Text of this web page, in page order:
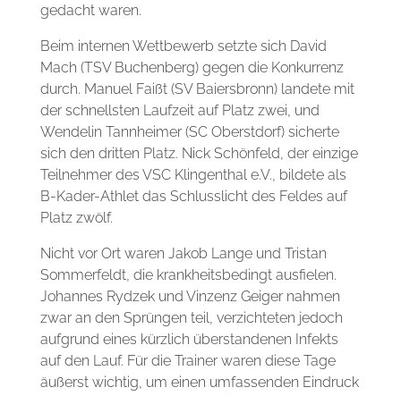
gedacht waren.
Beim internen Wettbewerb setzte sich David
Mach (TSV Buchenberg) gegen die Konkurrenz
durch. Manuel Faißt (SV Baiersbronn) landete mit
der schnellsten Laufzeit auf Platz zwei, und
Wendelin Tannheimer (SC Oberstdorf) sicherte
sich den dritten Platz. Nick Schönfeld, der einzige
Teilnehmer des VSC Klingenthal e.V., bildete als
B-Kader-Athlet das Schlusslicht des Feldes auf
Platz zwölf.
Nicht vor Ort waren Jakob Lange und Tristan
Sommerfeldt, die krankheitsbedingt ausfielen.
Johannes Rydzek und Vinzenz Geiger nahmen
zwar an den Sprüngen teil, verzichteten jedoch
aufgrund eines kürzlich überstandenen Infekts
auf den Lauf. Für die Trainer waren diese Tage
äußerst wichtig, um einen umfassenden Eindruck